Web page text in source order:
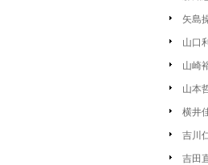
矢島
山口
山崎
山本
横井
吉川
吉田